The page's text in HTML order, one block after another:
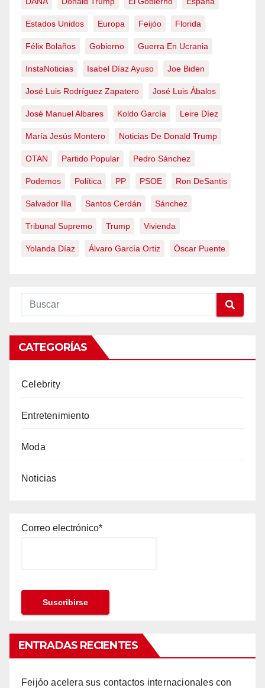
Estados Unidos Europa Feijóo Florida
Félix Bolaños Gobierno Guerra En Ucrania
InstaNoticias Isabel Díaz Ayuso Joe Biden
José Luis Rodríguez Zapatero José Luis Ábalos
José Manuel Albares Koldo García Leire Díez
María Jesús Montero Noticias De Donald Trump
OTAN Partido Popular Pedro Sánchez
Podemos Política PP PSOE Ron DeSantis
Salvador Illa Santos Cerdán Sánchez
Tribunal Supremo Trump Vivienda
Yolanda Díaz Álvaro García Ortiz Óscar Puente
CATEGORÍAS
Celebrity
Entretenimiento
Moda
Noticias
Correo electrónico*
ENTRADAS RECIENTES
Feijóo acelera sus contactos internacionales con